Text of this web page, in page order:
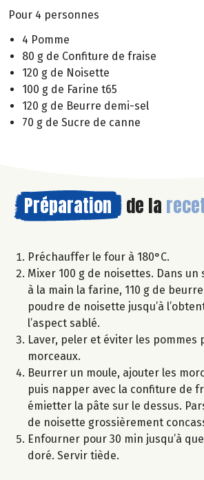
Pour 4 personnes
4 Pomme
80 g de Confiture de fraise
120 g de Noisette
100 g de Farine t65
120 g de Beurre demi-sel
70 g de Sucre de canne
Préparation de la
Préchauffer le four à 180°C.
Mixer 100 g de noisettes. Dans
à la main la farine, 110 g de
poudre de noisette jusqu’à
l’aspect sablé.
Laver, peler et éviter les pommes
morceaux.
Beurrer un moule, ajouter les
puis napper avec la confiture de
émietter la pâte sur le dessus.
de noisette grossièrement
Enfourner pour 30 min jusqu’à
doré. Servir tiède.